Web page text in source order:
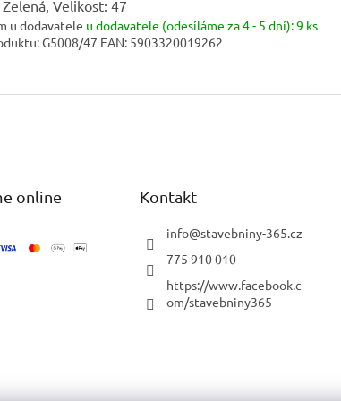
Zelená, Velikost: 47
u dodavatele u dodavatele (odesíláme za 4 - 5 dní):9 ks
G5008/47 EAN: 5903320019262
online
Kontakt
info@stavebniny-365.cz
775 910 010
https://www.facebook.c
om/stavebniny365